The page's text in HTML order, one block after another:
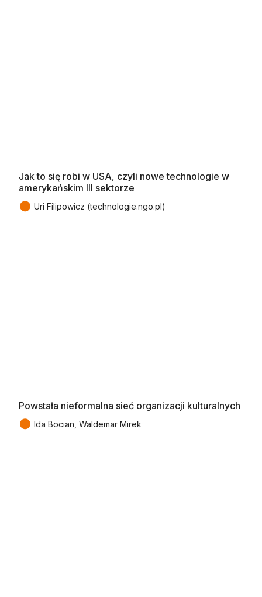
Jak to się robi w USA, czyli nowe technologie w
amerykańskim III sektorze
● Uri Filipowicz (technologie.ngo.pl)
Powstała nieformalna sieć organizacji kulturalnych
● Ida Bocian, Waldemar Mirek